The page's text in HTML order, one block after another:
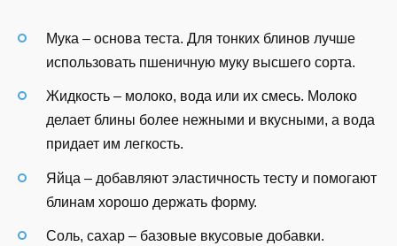
Мука – основа теста. Для тонких блинов лучше
использовать пшеничную муку высшего сорта.
Жидкость – молоко, вода или их смесь. Молоко
делает блины более нежными и вкусными, а вода
придает им легкость.
Яйца – добавляют эластичность тесту и помогают
блинам хорошо держать форму.
Соль, сахар – базовые вкусовые добавки.